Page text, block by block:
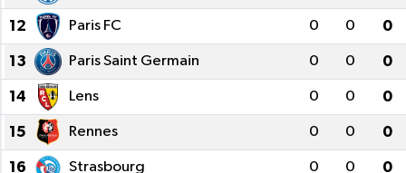
12 Paris FC 0 0 0
13 Paris Saint Germain 0 0 0
14 Lens 0 0 0
15 Rennes 0 0 0
16 Strasbourg 0 0 0